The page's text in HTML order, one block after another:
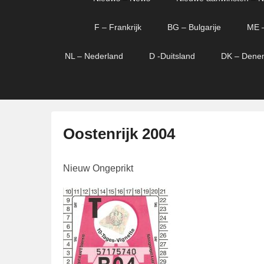
F – Frankrijk BG – Bulgarije ME
NL – Nederland D -Duitsland DK –
Oostenrijk 2004
e
a
a
s
Nieuw Ongeprikt